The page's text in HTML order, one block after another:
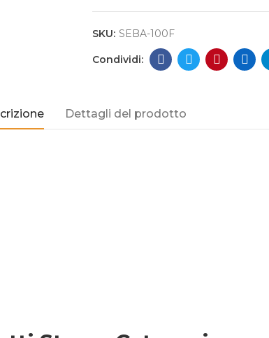
SKU: SEBA-100F
Dettagli del prodotto